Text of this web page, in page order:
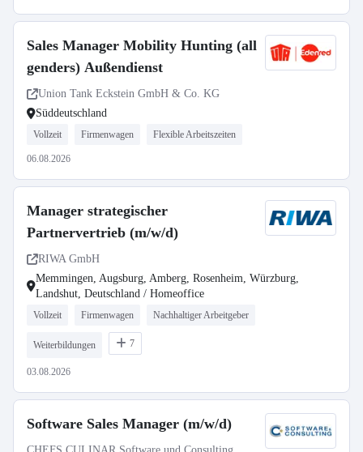
Sales Manager Mobility Hunting (all
genders) Außendienst
Union Tank Eckstein GmbH & Co. KG
Süddeutschland
Vollzeit Firmenwagen Flexible Arbeitszeiten
06.08.2026
Manager strategischer
Partnervertrieb (m/w/d)
RIWA GmbH
Memmingen, Augsburg, Amberg, Rosenheim, Würzburg,
Landshut, Deutschland / Homeoffice
Vollzeit Firmenwagen Nachhaltiger Arbeitgeber
Weiterbildungen 7
03.08.2026
Software Sales Manager (m/w/d)